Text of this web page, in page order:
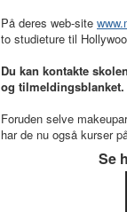
På deres web-site
to studieture til
Du kan kontakte
og
Foruden selve
har de nu også kurser
Se